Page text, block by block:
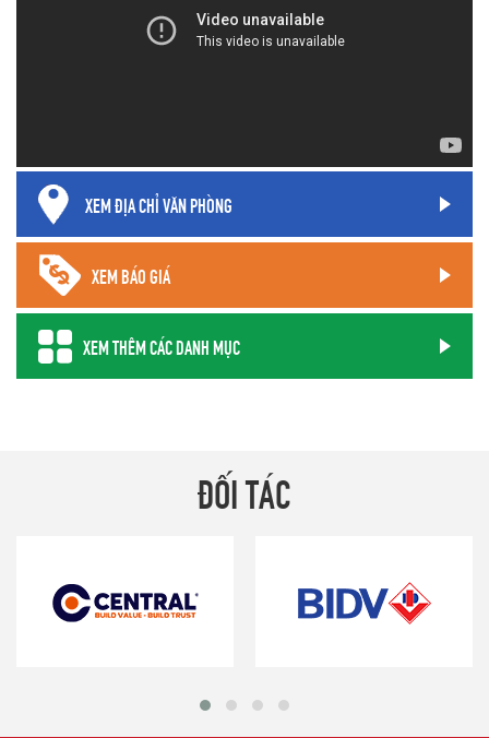
XEM ĐỊA CHỈ VĂN PHÒNG
XEM BÁO GIÁ
XEM THÊM CÁC DANH MỤC
ĐỐI TÁC